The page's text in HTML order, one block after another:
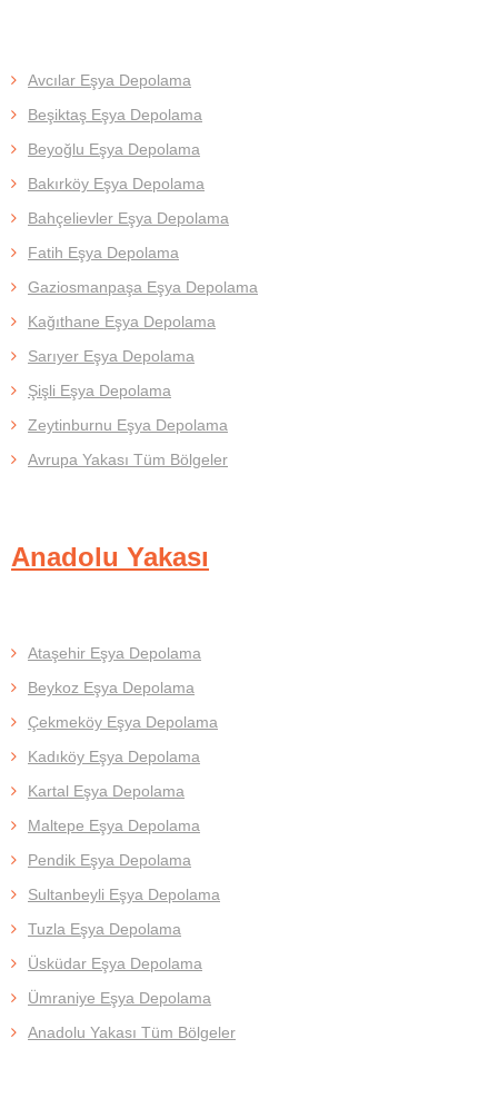
Avcılar Eşya Depolama
Beşiktaş Eşya Depolama
Beyoğlu Eşya Depolama
Bakırköy Eşya Depolama
Bahçelievler Eşya Depolama
Fatih Eşya Depolama
Gaziosmanpaşa Eşya Depolama
Kağıthane Eşya Depolama
Sarıyer Eşya Depolama
Şişli Eşya Depolama
Zeytinburnu Eşya Depolama
Avrupa Yakası Tüm Bölgeler
Anadolu Yakası
Ataşehir Eşya Depolama
Beykoz Eşya Depolama
Çekmeköy Eşya Depolama
Kadıköy Eşya Depolama
Kartal Eşya Depolama
Maltepe Eşya Depolama
Pendik Eşya Depolama
Sultanbeyli Eşya Depolama
Tuzla Eşya Depolama
Üsküdar Eşya Depolama
Ümraniye Eşya Depolama
Anadolu Yakası Tüm Bölgeler